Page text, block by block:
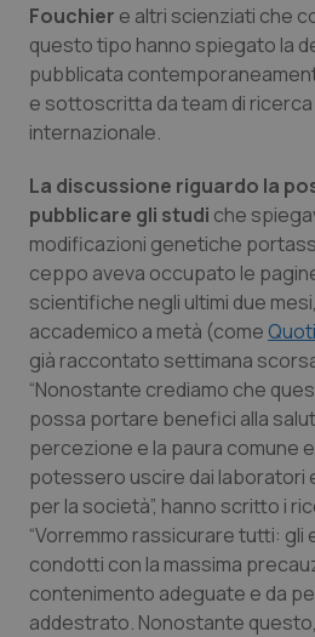
Campania
Emilia-Romagna
Lazio
Liguria
Lombardia
Marche
Molise
Piemonte
Provincia Autonoma di
Car-T
Colesterolo &
Diabete & glucometri
Disturbi dell’umore
Dolore
Donna & Salute
Epatiti
HIV
Infezioni & Febbre
Fouchier e altri scienziati che
questo tipo hanno spiegato la
pubblicata
e sottoscritta da team di ricerca
internazionale.
La discussione riguardo la
pubblicare gli studi che
modificazioni genetiche
ceppo aveva occupato le
scientifiche negli ultimi due
accademico a metà (come
già raccontato settimana
“Nonostante crediamo che
possa portare benefici alla
percezione e la paura comune
potessero uscire dai laboratori
per la società”, hanno scritto i
“Vorremmo rassicurare tutti:
condotti con la massima
contenimento adeguate e da
addestrato. Nonostante